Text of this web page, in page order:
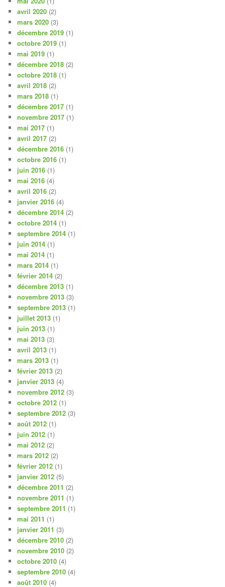
avril 2020 (2)
mars 2020 (3)
décembre 2019 (1)
octobre 2019 (1)
mai 2019 (1)
décembre 2018 (2)
octobre 2018 (1)
avril 2018 (2)
mars 2018 (1)
décembre 2017 (1)
novembre 2017 (1)
mai 2017 (1)
avril 2017 (2)
décembre 2016 (1)
octobre 2016 (1)
juin 2016 (1)
mai 2016 (4)
avril 2016 (2)
janvier 2016 (4)
décembre 2014 (2)
octobre 2014 (1)
septembre 2014 (1)
juin 2014 (1)
mai 2014 (1)
mars 2014 (1)
février 2014 (2)
décembre 2013 (1)
novembre 2013 (3)
septembre 2013 (1)
juillet 2013 (1)
juin 2013 (1)
mai 2013 (3)
avril 2013 (1)
mars 2013 (1)
février 2013 (2)
janvier 2013 (4)
novembre 2012 (3)
octobre 2012 (1)
septembre 2012 (3)
août 2012 (1)
juin 2012 (1)
mai 2012 (2)
mars 2012 (2)
février 2012 (1)
janvier 2012 (5)
décembre 2011 (2)
novembre 2011 (1)
septembre 2011 (1)
mai 2011 (1)
janvier 2011 (3)
décembre 2010 (2)
novembre 2010 (2)
octobre 2010 (4)
septembre 2010 (4)
août 2010 (4)